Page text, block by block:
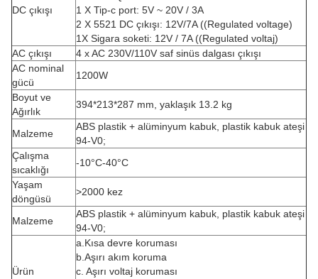
DC çıkışı
1 X Tip-c port: 5V ~ 20V / 3A
2 X 5521 DC çıkışı: 12V/7A ((Regulated voltage)
1X Sigara soketi: 12V / 7A ((Regulated voltaj)
AC çıkışı
4 x AC 230V/110V saf sinüs dalgası çıkışı
AC nominal
gücü
1200W
Boyut ve
Ağırlık
394*213*287 mm, yaklaşık 13.2 kg
Malzeme
ABS plastik + alüminyum kabuk, plastik kabuk ateşi
94-V0;
Çalışma
sıcaklığı
-10°C-40°C
Yaşam
döngüsü
>2000 kez
Malzeme
ABS plastik + alüminyum kabuk, plastik kabuk ateşi
94-V0;
Ürün
a.Kısa devre koruması
b.Aşırı akım koruma
c. Aşırı voltaj koruması